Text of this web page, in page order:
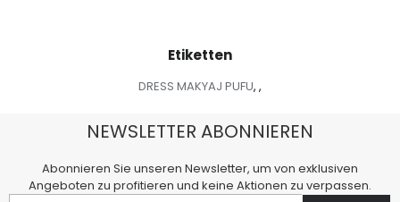
Etiketten
DRESS MAKYAJ PUFU, ,
NEWSLETTER ABONNIEREN
Abonnieren Sie unseren Newsletter, um von exklusiven
Angeboten zu profitieren und keine Aktionen zu verpassen.